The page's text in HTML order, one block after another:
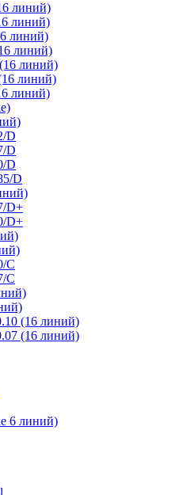
линий)
линий)
линий)
линий)
линий)
линий)
линий)
D
D
D
D
D+
D+
C
С
(16 линий)
(16 линий)
6 линий)